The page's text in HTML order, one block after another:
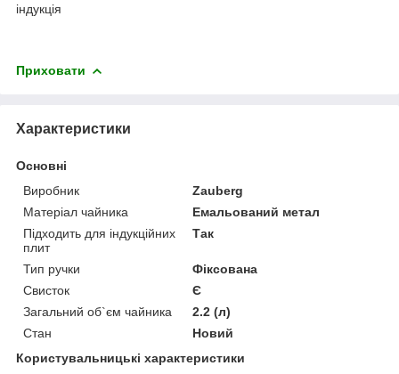
індукція
Приховати
Характеристики
Основні
Виробник
Zauberg
Матеріал чайника
Емальований метал
Підходить для індукційних
плит
Так
Тип ручки
Фіксована
Свисток
Є
Загальний об`єм чайника
2.2 (л)
Стан
Новий
Користувальницькі характеристики